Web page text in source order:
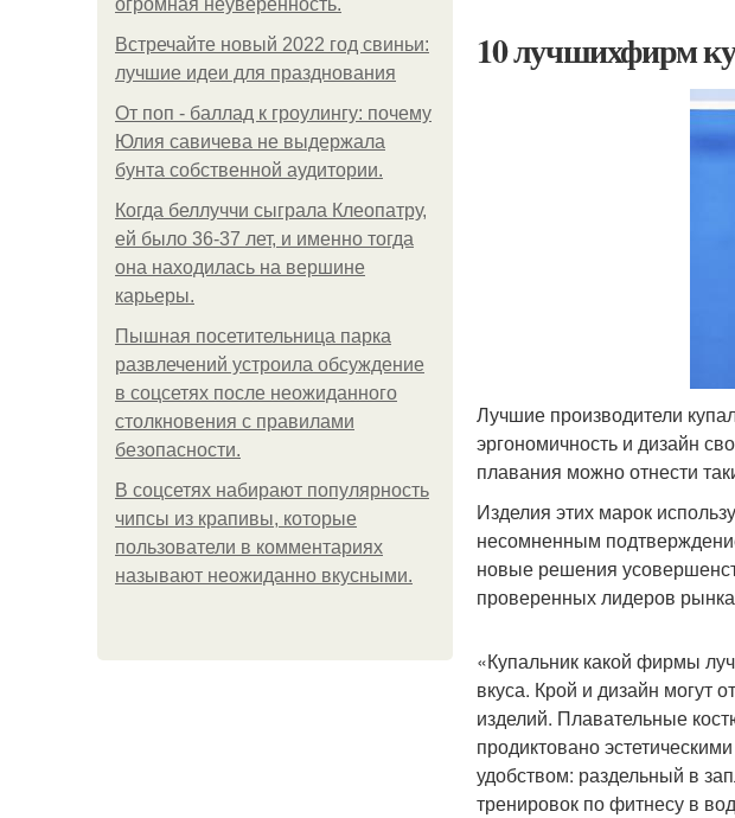
огромная неуверенность.
Встречайте новый 2022 год свиньи:
лучшие идеи для празднования
От поп - баллад к гроулингу: почему
Юлия савичева не выдержала
бунта собственной аудитории.
Когда беллуччи сыграла Клеопатру,
ей было 36-37 лет, и именно тогда
она находилась на вершине
карьеры.
Пышная посетительница парка
развлечений устроила обсуждение
в соцсетях после неожиданного
столкновения с правилами
безопасности.
В соцсетях набирают популярность
чипсы из крапивы, которые
пользователи в комментариях
называют неожиданно вкусными.
10 лучшихфирм
Лучшие производители
эргономичность и дизайн
плавания можно отнести
Изделия этих марок
несомненным
новые решения
проверенных лидеров
«Купальник какой фирмы
вкуса. Крой и дизайн могут
изделий. Плавательные
продиктовано
удобством: раздельный в
тренировок по фитнесу в